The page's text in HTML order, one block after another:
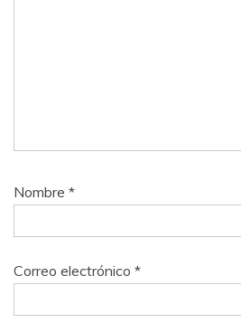
Nombre *
Correo electrónico *